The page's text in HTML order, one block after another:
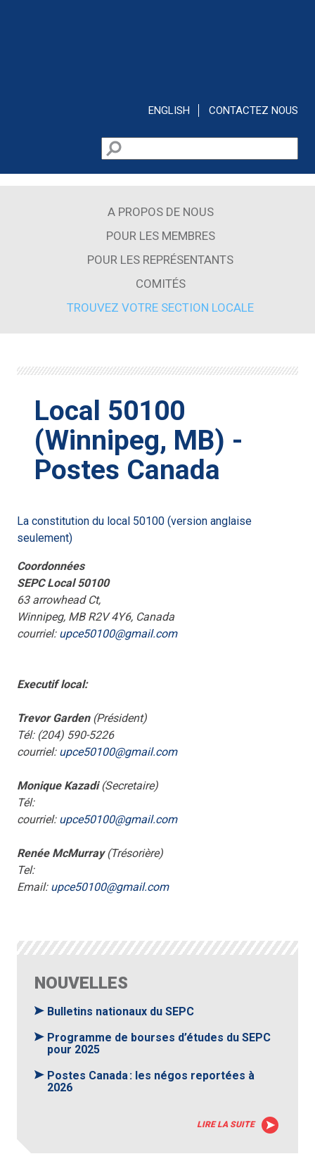
ENGLISH CONTACTEZ NOUS
Formulaire de recherche
Rechercher
A PROPOS DE NOUS
POUR LES MEMBRES
POUR LES REPRÉSENTANTS
COMITÉS
TROUVEZ VOTRE SECTION LOCALE
Local 50100
(Winnipeg, MB) -
Postes Canada
La constitution du local 50100 (version anglaise
seulement)
Coordonnées
SEPC Local 50100
63 arrowhead Ct,
Winnipeg, MB R2V 4Y6, Canada
courriel: upce50100@gmail.com
Executif local:
Trevor Garden (Président)
Tél: (204) 590-5226
courriel: upce50100@gmail.com
Monique Kazadi(Secretaire)
Tél:
courriel: upce50100@gmail.com
Renée McMurray(Trésorière)
Tel:
Email: upce50100@gmail.com
NOUVELLES
Bulletins nationaux du SEPC
Programme de bourses d’études du SEPC
pour 2025
Postes Canada : les négos reportées à
2026
LIRE LA SUITE